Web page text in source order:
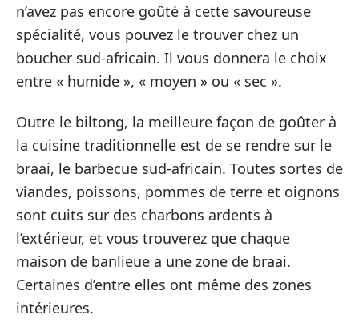
n’avez pas encore goûté à cette savoureuse
spécialité, vous pouvez le trouver chez un
boucher sud-africain. Il vous donnera le choix
entre « humide », « moyen » ou « sec ».
Outre le biltong, la meilleure façon de goûter à
la cuisine traditionnelle est de se rendre sur le
braai, le barbecue sud-africain. Toutes sortes de
viandes, poissons, pommes de terre et oignons
sont cuits sur des charbons ardents à
l’extérieur, et vous trouverez que chaque
maison de banlieue a une zone de braai.
Certaines d’entre elles ont même des zones
intérieures.